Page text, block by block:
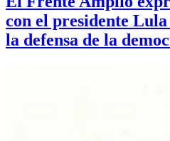
con el presidente
la defensa de la